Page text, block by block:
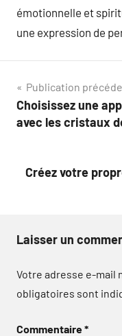
émotionnelle et
une expression de
Navigation
de
Publication
Choisissez une
avec les cristaux
Créez votre
Laisser un
Votre adresse e-mail
obligatoires sont
Commentaire*